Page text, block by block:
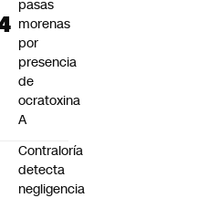
pasas
morenas
por
presencia
de
ocratoxina
A
Contraloría
detecta
negligencia